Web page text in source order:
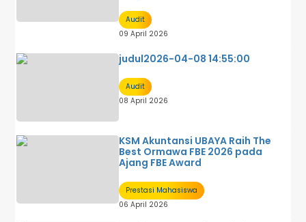
Audit
09 April 2026
judul2026-04-08 14:55:00
Audit
08 April 2026
KSM Akuntansi UBAYA Raih The
Best Ormawa FBE 2026 pada
Ajang FBE Award
Prestasi Mahasiswa
06 April 2026